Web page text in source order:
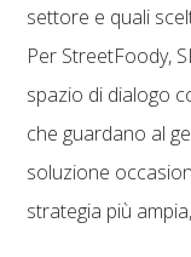
settore e quali
Per StreetFoody,
spazio di dialogo
che guardano al
soluzione
strategia più